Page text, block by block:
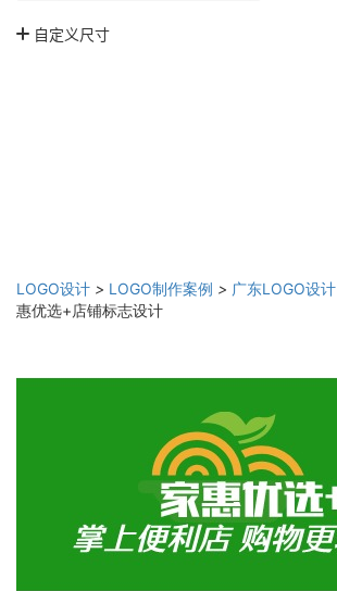
LOGO设计 > LOGO制作案例 > 广东LOGO设计
惠优选+店铺标志设计